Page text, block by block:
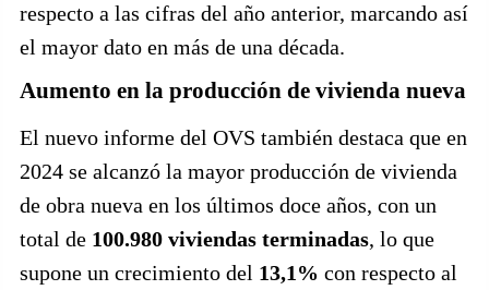
respecto a las cifras del año anterior, marcando así
el mayor dato en más de una década.
Aumento en la producción de vivienda nueva
El nuevo informe del OVS también destaca que en
2024 se alcanzó la mayor producción de vivienda
de obra nueva en los últimos doce años, con un
total de 100.980 viviendas terminadas, lo que
supone un crecimiento del 13,1% con respecto al